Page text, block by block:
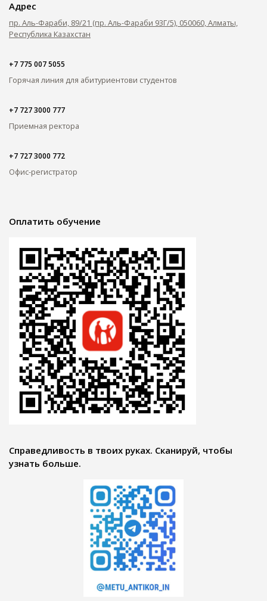
Адрес
пр. Аль-Фараби, 89/21 (пр. Аль-Фараби 93Г/5), 050060, Алматы,
Республика Казахстан
+7 775 007 5055
Горячая линия для абитуриентови студентов
+7 727 3000 777
Приемная ректора
+7 727 3000 772
Офис-регистратор
Оплатить обучение
Справедливость в твоих руках. Сканируй, чтобы
узнать больше.